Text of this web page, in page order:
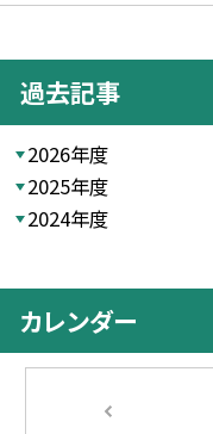
過去記事
2026年度
2025年度
2024年度
カレンダー